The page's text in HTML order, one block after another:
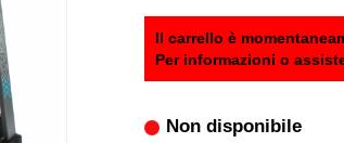
Il carrello è
Per informazioni o
Non disponibile